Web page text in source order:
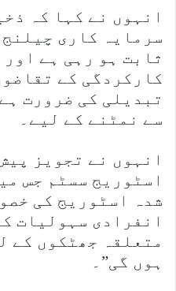
انہوں نے کہا کہ
سرمایہ کاری
ثابت ہو رہی ہے
کارکردگی کے
تبدیلی کی ضرورت
سے نمٹنے کے لیے۔
انہوں نے تجویز
اسٹوریج سسٹم جس
شدہ اسٹوریج کی
انفرادی سہولیات
متعلقہ جھٹکوں کے
ہوں گی”۔